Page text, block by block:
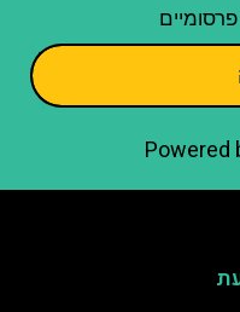
Powered